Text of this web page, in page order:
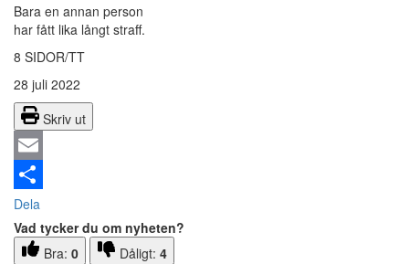
Bara en annan person
har fått lika långt straff.
8 SIDOR/TT
28 juli 2022
Skriv ut
Email
Dela
Vad tycker du om nyheten?
Bra: 0 Dåligt: 4